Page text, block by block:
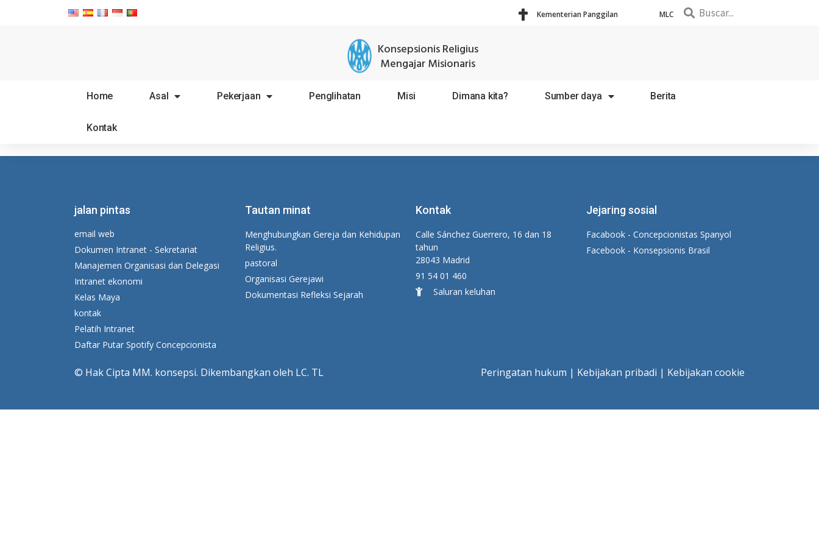
Kementerian Panggilan MLC
Konsepsionis Religius
Mengajar Misionaris
Home Asal Pekerjaan Penglihatan Misi Dimana kita? Sumber daya Berita
Kontak
jalan pintas
email web
Dokumen Intranet - Sekretariat
Manajemen Organisasi dan Delegasi
Intranet ekonomi
Kelas Maya
kontak
Pelatih Intranet
Daftar Putar Spotify Concepcionista
Tautan minat
Menghubungkan Gereja dan Kehidupan
Religius.
pastoral
Organisasi Gerejawi
Dokumentasi Refleksi Sejarah
Kontak
Calle Sánchez Guerrero, 16 dan 18
tahun
28043 Madrid
91 54 01 460
Saluran keluhan
Jejaring sosial
Facabook - Concepcionistas Spanyol
Facebook - Konsepsionis Brasil
© Hak Cipta MM. konsepsi. Dikembangkan oleh LC. TL Peringatan hukum | Kebijakan pribadi | Kebijakan cookie